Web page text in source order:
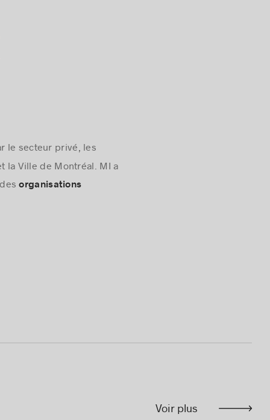
le secteur privé, les
la Ville de Montréal. MI a
, desorganisations
Voir plus